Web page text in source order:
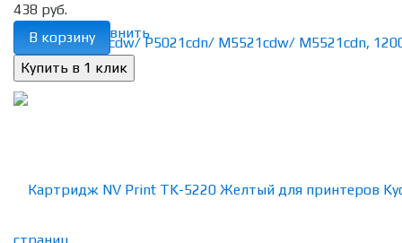
избранное сравнить
438 руб.
В корзину